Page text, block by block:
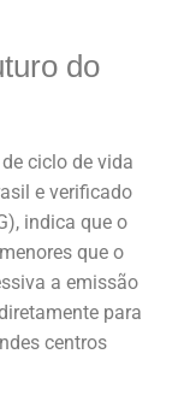
do
ciclo de vida
e verificado
indica que o
que o
a emissão
para
centros